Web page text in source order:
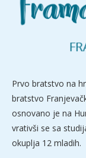
Prvo bratstvo na
bratstvo
osnovano je na
vrativši se sa
okuplja 12 mladih.